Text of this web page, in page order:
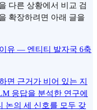
다른 상황에서 비교 검
확장하려면 아래 글을
유 — 엔티티 발자국 6축
면 근거가 비어 있는 지
응답을 분석한 연구에
논의 세 신호를 모두 갖